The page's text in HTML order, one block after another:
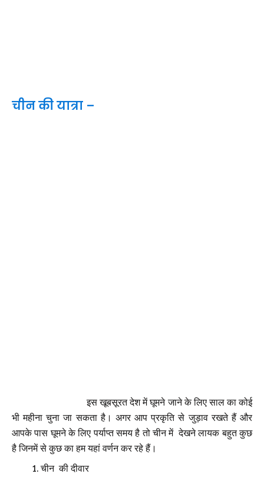
चीन की यात्रा –
इस खूबसूरत देश में घूमने जाने के लिए साल का कोई
भी महीना चुना जा सकता है। अगर आप प्रकृति से जुड़ाव रखते हैं और
आपके पास घूमने के लिए पर्याप्त समय है तो चीन में देखने लायक बहुत कुछ
है जिनमें से कुछ का हम यहां वर्णन कर रहे हैं।
चीन की दीवार